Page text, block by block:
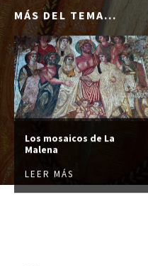
MÁS DEL TEMA...
Los mosaicos de La
Malena
LEER MÁS